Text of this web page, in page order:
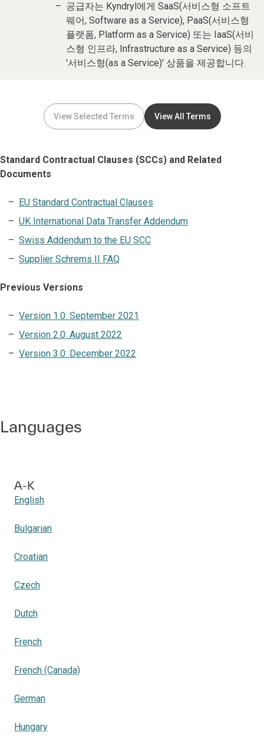
공급자는 Kyndryl에게 SaaS(서비스형 소프트
웨어, Software as a Service), PaaS(서비스형
플랫폼, Platform as a Service) 또는 IaaS(서비
스형 인프라, Infrastructure as a Service) 등의
'서비스형(as a Service)' 상품을 제공합니다.
View Selected Terms View All Terms
Standard Contractual Clauses (SCCs) and Related
Documents
EU Standard Contractual Clauses
UK International Data Transfer Addendum
Swiss Addendum to the EU SCC
Supplier Schrems II FAQ
Previous Versions
Version 1.0: September 2021
Version 2.0: August 2022
Version 3.0: December 2022
Languages
A-K
English
Bulgarian
Croatian
Czech
Dutch
French
French (Canada)
German
Hungary